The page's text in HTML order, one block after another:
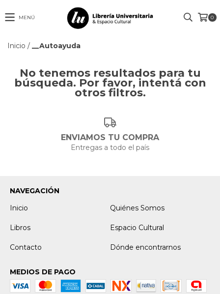
MENÚ 0
Inicio / __Autoayuda
No tenemos resultados para tu
búsqueda. Por favor, intentá con
otros filtros.
ENVIAMOS TU COMPRA
Entregas a todo el país
NAVEGACIÓN
Inicio
Quiénes Somos
Libros Espacio Cultural
Contacto Dónde encontrarnos
MEDIOS DE PAGO